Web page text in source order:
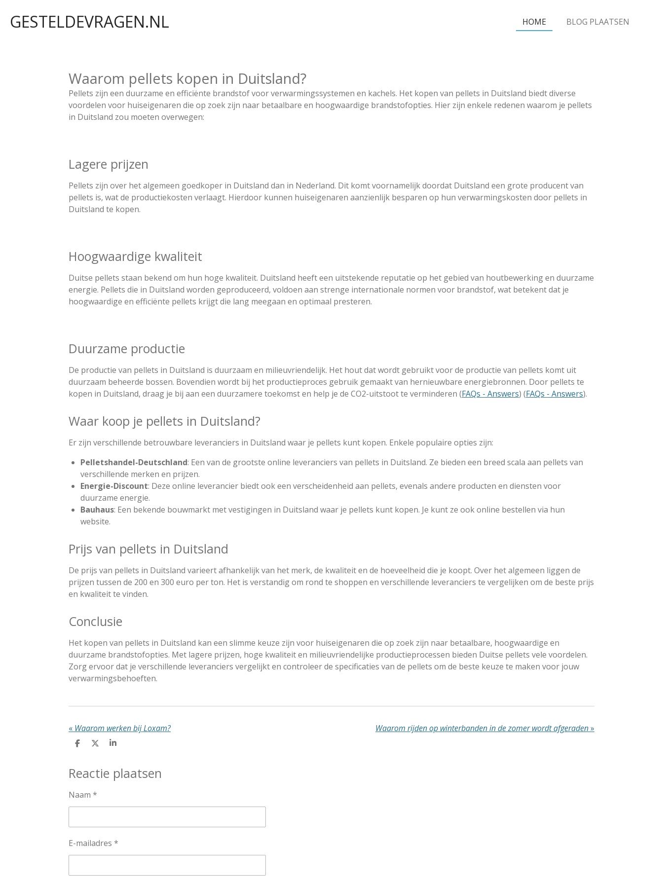
direct
GESTELDEVRAGEN.NL HOME BLOG PLAATSEN
Waarom pellets kopen in Duitsland?
Pellets zijn een duurzame en efficiënte brandstof voor verwarmingssystemen en kachels. Het kopen van pellets in Duitsland biedt diverse
voordelen voor huiseigenaren die op zoek zijn naar betaalbare en hoogwaardige brandstofopties. Hier zijn enkele redenen waarom je pellets
in Duitsland zou moeten overwegen:
Lagere prijzen
Pellets zijn over het algemeen goedkoper in Duitsland dan in Nederland. Dit komt voornamelijk doordat Duitsland een grote producent van
pellets is, wat de productiekosten verlaagt. Hierdoor kunnen huiseigenaren aanzienlijk besparen op hun verwarmingskosten door pellets in
Duitsland te kopen​​.
Hoogwaardige kwaliteit
Duitse pellets staan bekend om hun hoge kwaliteit. Duitsland heeft een uitstekende reputatie op het gebied van houtbewerking en duurzame
energie. Pellets die in Duitsland worden geproduceerd, voldoen aan strenge internationale normen voor brandstof, wat betekent dat je
hoogwaardige en efficiënte pellets krijgt die lang meegaan en optimaal presteren​​.
Duurzame productie
De productie van pellets in Duitsland is duurzaam en milieuvriendelijk. Het hout dat wordt gebruikt voor de productie van pellets komt uit
duurzaam beheerde bossen. Bovendien wordt bij het productieproces gebruik gemaakt van hernieuwbare energiebronnen. Door pellets te
kopen in Duitsland, draag je bij aan een duurzamere toekomst en help je de CO2-uitstoot te verminderen​ (FAQs - Answers) (FAQs - Answers)​.
Waar koop je pellets in Duitsland?
Er zijn verschillende betrouwbare leveranciers in Duitsland waar je pellets kunt kopen. Enkele populaire opties zijn:
Pelletshandel-Deutschland: Een van de grootste online leveranciers van pellets in Duitsland. Ze bieden een breed scala aan pellets van
verschillende merken en prijzen.
Energie-Discount: Deze online leverancier biedt ook een verscheidenheid aan pellets, evenals andere producten en diensten voor
duurzame energie.
Bauhaus: Een bekende bouwmarkt met vestigingen in Duitsland waar je pellets kunt kopen. Je kunt ze ook online bestellen via hun
website​.
Prijs van pellets in Duitsland
De prijs van pellets in Duitsland varieert afhankelijk van het merk, de kwaliteit en de hoeveelheid die je koopt. Over het algemeen liggen de
prijzen tussen de 200 en 300 euro per ton. Het is verstandig om rond te shoppen en verschillende leveranciers te vergelijken om de beste prijs
en kwaliteit te vinden​.
Conclusie
Het kopen van pellets in Duitsland kan een slimme keuze zijn voor huiseigenaren die op zoek zijn naar betaalbare, hoogwaardige en
duurzame brandstofopties. Met lagere prijzen, hoge kwaliteit en milieuvriendelijke productieprocessen bieden Duitse pellets vele voordelen.
Zorg ervoor dat je verschillende leveranciers vergelijkt en controleer de specificaties van de pellets om de beste keuze te maken voor jouw
verwarmingsbehoeften.
« Waarom werken bij Loxam? Waarom rijden op winterbanden in de zomer wordt afgeraden»
D
e
n
D
l
S
r
e
Reactie plaatsen
Naam *
E-mailadres *